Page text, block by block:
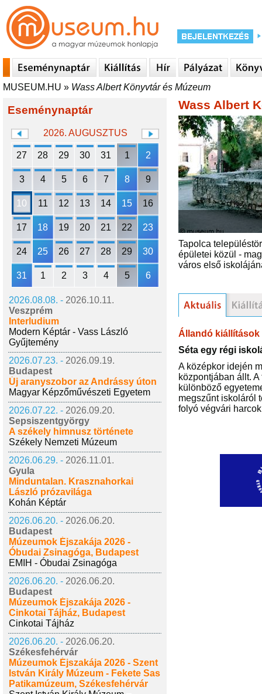
MUSEUM.HU » Wass Albert Könyvtár és Múzeum
Eseménynaptár
2026. AUGUSZTUS
27 28 29 30 31 1 2
3 4 5 6 7 8 9
10 11 12 13 14 15 16
17 18 19 20 21 22 23
24 25 26 27 28 29 30
31 1 2 3 4 5 6
2026.08.08. - 2026.10.11.
Veszprém
Interludium
Modern Képtár - Vass László
Gyűjtemény
2026.07.23. - 2026.09.19.
Budapest
Új aranyszobor az Andrássy úton
Magyar Képzőművészeti Egyetem
2026.07.22. - 2026.09.20.
Sepsiszentgyörgy
A székely himnusz története
Székely Nemzeti Múzeum
2026.06.29. - 2026.11.01.
Gyula
Minduntalan. Krasznahorkai
László prózavilága
Kohán Képtár
2026.06.20. - 2026.06.20.
Budapest
Múzeumok Éjszakája 2026 -
Óbudai Zsinagóga, Budapest
EMIH - Óbudai Zsinagóga
2026.06.20. - 2026.06.20.
Budapest
Múzeumok Éjszakája 2026 -
Cinkotai Tájház, Budapest
Cinkotai Tájház
2026.06.20. - 2026.06.20.
Székesfehérvár
Múzeumok Éjszakája 2026 - Szent
István Király Múzeum - Fekete Sas
Patikamúzeum, Székesfehérvár
Wass Albert
Tapolca
épületei közül -
város első
Állandó kiállítások
Séta egy régi
A középkor idején
központjában állt.
különböző
megszűnt iskoláról
folyó végvári